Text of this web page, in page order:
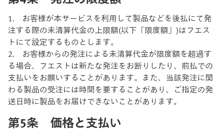
1. お客様が本サービスを利用して製品などを後払にて発
注する際の未清算代金の上限額(以下「限度額」)はフエス
トにて設定するものとします。
2. お客様からの発注による未清算代金が限度額を超過す
る場合、フエストは新たな発注をお断りしたり、前払での
支払いをお願いすることがあります。また、当該発注に関
わる製品の受注には時間を要することがあり、ご指定の発
送日時に製品をお届けできないことがあります。
第5条 価格と支払い